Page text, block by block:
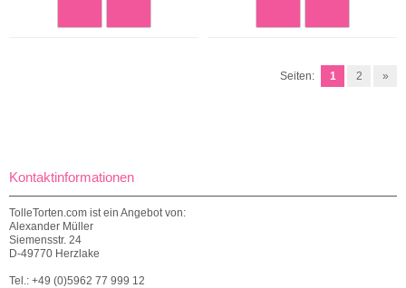
Seiten: 1 2 »
Kontaktinformationen
TolleTorten.com ist ein Angebot von:
Alexander Müller
Siemensstr. 24
D-49770 Herzlake
Tel.: +49 (0)5962 77 999 12